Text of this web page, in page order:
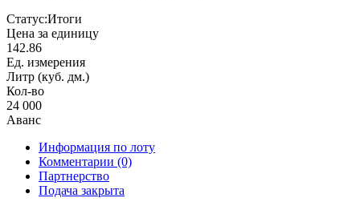
Статус:Итоги
Цена за единицу
142.86
Ед. измерения
Литр (куб. дм.)
Кол-во
24 000
Аванс
Информация по лоту
Комментарии (0)
Партнерство
Подача закрыта